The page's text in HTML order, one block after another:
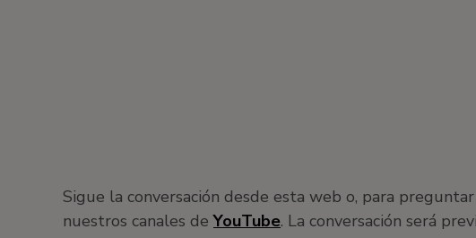
Sigue la conversación desde esta web o, para
nuestros canales deYouTube. La conversación será